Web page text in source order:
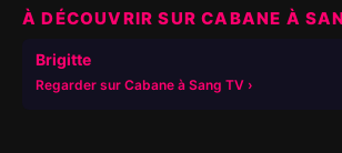
À DÉCOUVRIR SUR CABANE À
Brigitte
Regarder sur Cabane à Sang TV